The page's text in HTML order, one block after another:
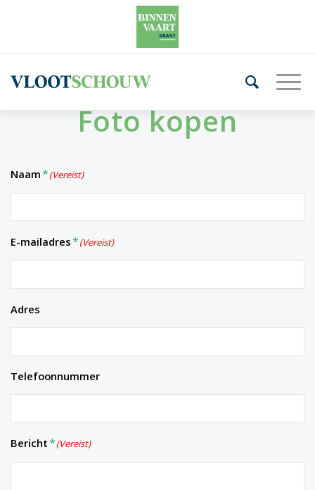
Foto kopen
Naam (Vereist)
E-mailadres (Vereist)
Adres
Telefoonnummer
Bericht (Vereist)